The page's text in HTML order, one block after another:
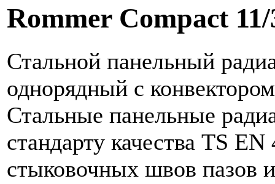
Rommer Compact 11/
Стальной панельный
однорядный с
Стальные панельные
стандарту качества TS
стыковочных швов пазов